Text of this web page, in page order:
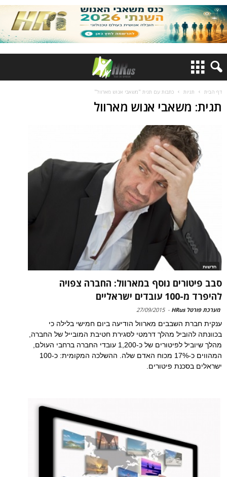
דף הבית תגיות כתבות עם תגית "משאבי אנוש מארוול"
תגית: משאבי אנוש מארוול
חדשות
סבב פיטורים נוסף במארוול: החברה צפויה
להיפרד מ-100 עובדים ישראליים
מערכת פורטל HRus -
27/09/2015
ענקית חברת השבבים מארוול הודיעה ביום חמישי בלילה כי
בכוונתה להוביל מהלך דרמטי לסגירת חטיבת המובייל של החברה,
מהלך שיוביל לפיטורים של כ-1,200 עובדי החברה ברחבי העולם,
המהווים כ-17% מכוח האדם שלה. ההשלכה המקומית: כ-100
ישראלים בסכנת פיטורים.